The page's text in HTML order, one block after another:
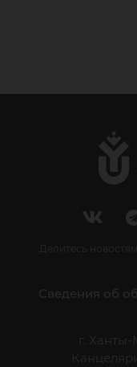
Делитесь
Сведения об
г. Ханты-